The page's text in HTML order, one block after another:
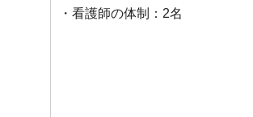
・看護師の体制：2名